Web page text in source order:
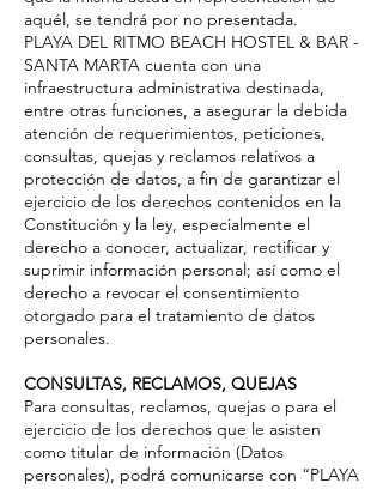
aquél, se tendrá por no presentada.
PLAYA DEL RITMO BEACH HOSTEL & BAR -
SANTA MARTA cuenta con una
infraestructura administrativa destinada,
entre otras funciones, a asegurar la debida
atención de requerimientos, peticiones,
consultas, quejas y reclamos relativos a
protección de datos, a fin de garantizar el
ejercicio de los derechos contenidos en la
Constitución y la ley, especialmente el
derecho a conocer, actualizar, rectificar y
suprimir información personal; así como el
derecho a revocar el consentimiento
otorgado para el tratamiento de datos
personales.
CONSULTAS, RECLAMOS, QUEJAS
Para consultas, reclamos, quejas o para el
ejercicio de los derechos que le asisten
como titular de información (Datos
personales), podrá comunicarse con “PLAYA